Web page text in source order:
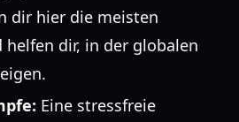
dir hier die meisten
helfen dir, in der globalen
Eine stressfreie